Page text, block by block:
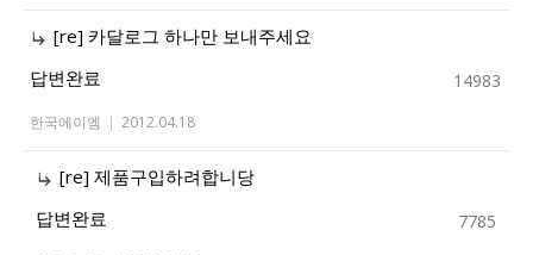
[re] 카달로그 하나만 보내주세요
답변완료
한국에이엠 | 2012.04.18
14983
[re] 제품구입하려합니당
답변완료
7785